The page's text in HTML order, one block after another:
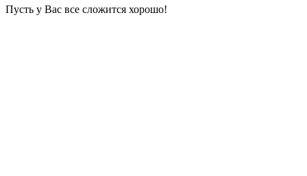
Пусть у Вас все сложится хорошо!